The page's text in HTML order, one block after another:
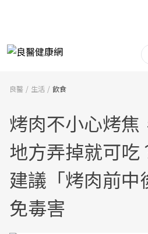
良醫 生活 飲食
烤肉不小心烤焦
地方弄掉就可吃
建議「烤肉前中
免毒害